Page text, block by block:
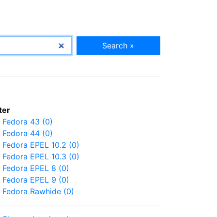
Search »
Fedora 43 (0)
Fedora 44 (0)
Fedora EPEL 10.2 (0)
Fedora EPEL 10.3 (0)
Fedora EPEL 8 (0)
Fedora EPEL 9 (0)
Fedora Rawhide (0)